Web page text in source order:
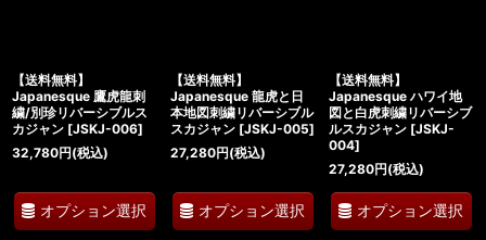
【送料無料】
Japanesque 鷹虎龍刺
繍/別珍リバーシブルス
カジャン [JSKJ-006]
32,780円(税込)
オプション選択
【送料無料】
Japanesque 龍虎と日
本地図刺繍リバーシブル
スカジャン [JSKJ-005]
27,280円(税込)
オプション選択
【送料無料】
Japanesque ハワイ地
図と白虎刺繍リバーシブ
ルスカジャン [JSKJ-
004]
27,280円(税込)
オプション選択